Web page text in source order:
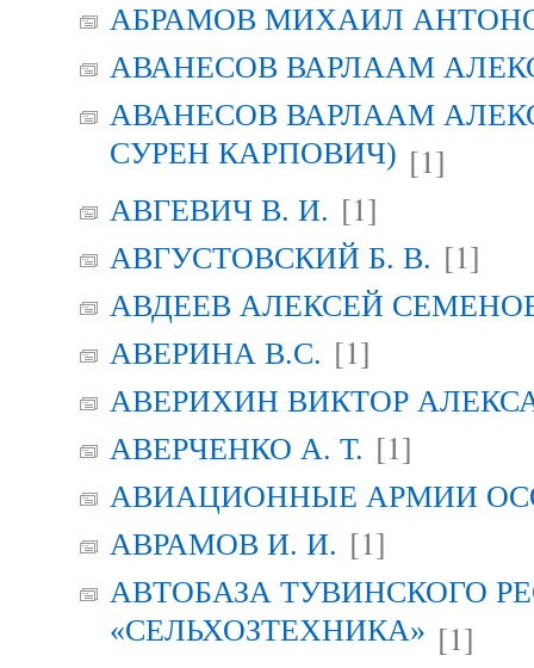
АБРАМОВ МИХАИЛ
АВАНЕСОВ ВАРЛААМ
АВАНЕСОВ ВАРЛААМ
СУРЕН КАРПОВИЧ) [1]
АВГЕВИЧ В. И. [1]
АВГУСТОВСКИЙ Б. В. [1]
АВДЕЕВ АЛЕКСЕЙ
АВЕРИНА B.C. [1]
АВЕРИХИН ВИКТОР
АВЕРЧЕНКО А. Т. [1]
АВИАЦИОННЫЕ АРМИИ
АВРАМОВ И. И. [1]
АВТОБАЗА ТУВИНСКОГО
«СЕЛЬХОЗТЕХНИКА» [1]